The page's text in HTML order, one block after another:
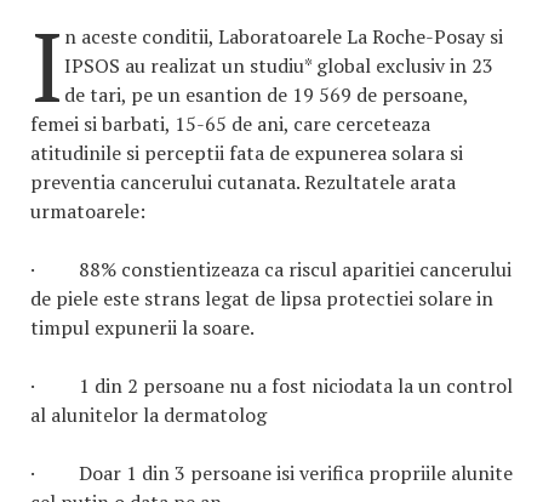
I n aceste conditii, Laboratoarele La Roche-Posay si
IPSOS au realizat un studiu* global exclusiv in 23
de tari, pe un esantion de 19 569 de persoane,
femei si barbati, 15-65 de ani, care cerceteaza
atitudinile si perceptii fata de expunerea solara si
preventia cancerului cutanata. Rezultatele arata
urmatoarele:
· 88% constientizeaza ca riscul aparitiei cancerului
de piele este strans legat de lipsa protectiei solare in
timpul expunerii la soare.
· 1 din 2 persoane nu a fost niciodata la un control
al alunitelor la dermatolog
· Doar 1 din 3 persoane isi verifica propriile alunite